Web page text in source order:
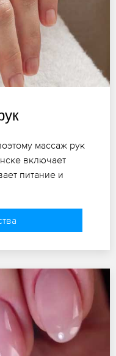
массаж рук
включает
питание и